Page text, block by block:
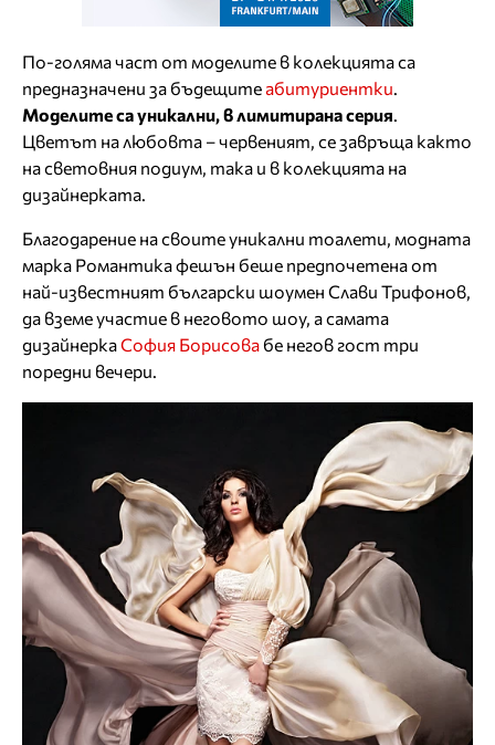
По-голяма част от моделите в колекцията са
предназначени за бъдещите абитуриентки
Моделите са уникални, в лимитирана серия
Цветът на любовта – червеният, се завръща както
на световния подиум, така и в колекцията на
дизайнерката.
Благодарение на своите уникални тоалети, модната
марка Романтика фешън беше предпочетена от
най-известният български шоумен Слави Трифонов,
да вземе участие в неговото шоу, а самата
дизайнеркаСофия Борисова бе негов гост три
поредни вечери.